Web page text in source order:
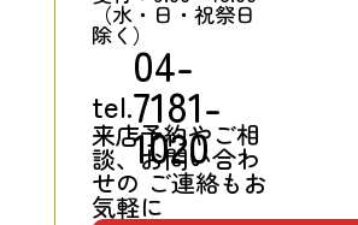
（水・日・祝祭日
除く）
tel.
04-
7181-
1020
来店予約やご相
談、お問い合わ
せの ご連絡もお
気軽に